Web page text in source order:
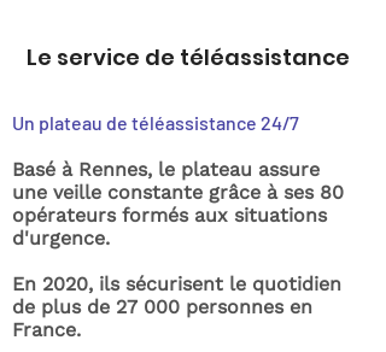
Le service de téléassistance
Un plateau de téléassistance 24/7
Basé à Rennes, le plateau assure
une veille constante grâce à ses 80
opérateurs formés aux situations
d'urgence.
En 2020, ils sécurisent le quotidien
de plus de 27 000 personnes en
France.